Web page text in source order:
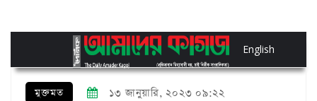
English
মুক্তমত ১৩ জানুয়ারি, ২০২৩ ০৯:২২